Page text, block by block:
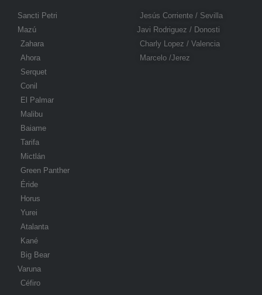
Sancti Petri
Mazú
Zahara
Ahora
Serquet
Conil
El Palmar
Malibu
Baiame
Tarifa
Mictlán
Green Panther
Éride
Horus
Yurei
Atalanta
Kané
Big Bear
Varuna
Céfiro
Jesús Corriente / Sevilla
Javi Rodriguez / Donosti
Charly Lopez / Valencia
Marcelo /Jerez